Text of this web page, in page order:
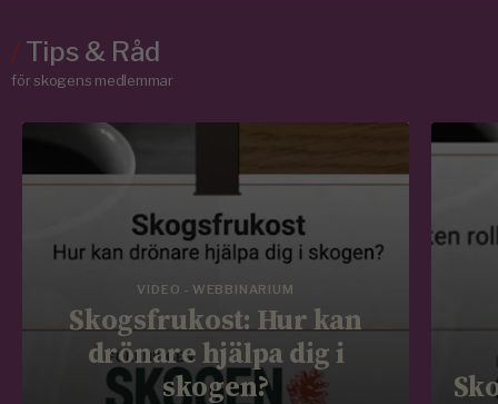
/Tips & Råd
för skogens medlemmar
VIDEO - WEBBINARIUM
Skogsfrukost: Hur kan
drönare hjälpa dig i
skogen?